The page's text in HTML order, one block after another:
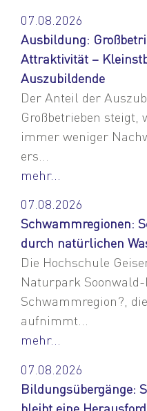
07.08.2026
Ausbildung:
Attraktivität –
Auszubildende
Der Anteil der
Großbetrieben steigt,
immer weniger
ers...
mehr...
07.08.2026
Schwammregionen:
durch natürlichen
Die Hochschule
Naturpark
Schwammregion?,
aufnimmt...
mehr...
07.08.2026
Bildungsübergänge: